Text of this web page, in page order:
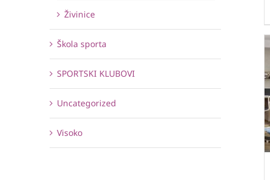
Živinice
Škola sporta
SPORTSKI KLUBOVI
Uncategorized
Visoko